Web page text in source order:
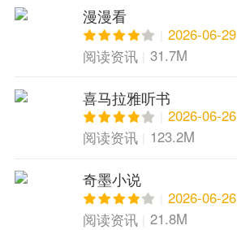
漫漫看
2026-06-29
阅读资讯
31.7M
喜马拉雅听书
2026-06-26
阅读资讯
123.2M
奇墨小说
2026-06-26
阅读资讯
21.8M